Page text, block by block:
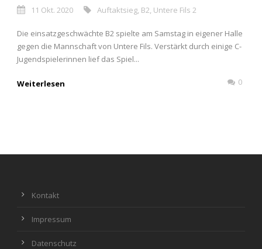
11 Okt. 2020 Auftaktsieg B2 Untere Fils 2
Die einsatzgeschwächte B2 spielte am Samstag in eigener Halle
gegen die Mannschaft von Untere Fils. Verstärkt durch einige C-
Jugendspielerinnen lief das Spiel...
Weiterlesen 0
Kontakt
Impressum
Datenschutz